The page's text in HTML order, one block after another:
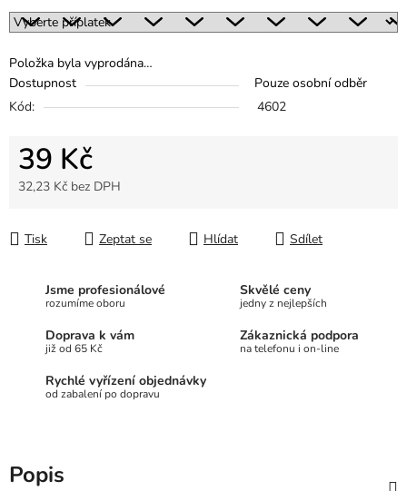
Položka byla vyprodána…
Dostupnost
Pouze osobní odběr
Kód:
4602
39 Kč
32,23 Kč bez DPH
Tisk
Zeptat se Hlídat Sdílet
Jsme profesionálové
rozumíme oboru
Skvělé ceny
jedny z nejlepších
Doprava k vám
již od 65 Kč
Zákaznická podpora
na telefonu i on-line
Rychlé vyřízení objednávky
od zabalení po dopravu
Popis